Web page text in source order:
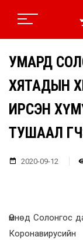
УМАРД
ХЯТАДЫН
ИРСЭН
ТУШААЛ
2020-09-12
Өмнөд Солонгос